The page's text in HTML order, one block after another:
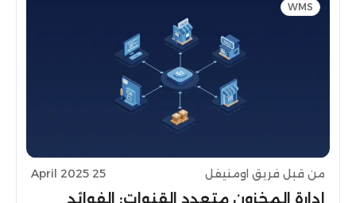
WMS
من قبل فريق اومنيفل
إدارة المخزون متعدد القنوات: الفوائد